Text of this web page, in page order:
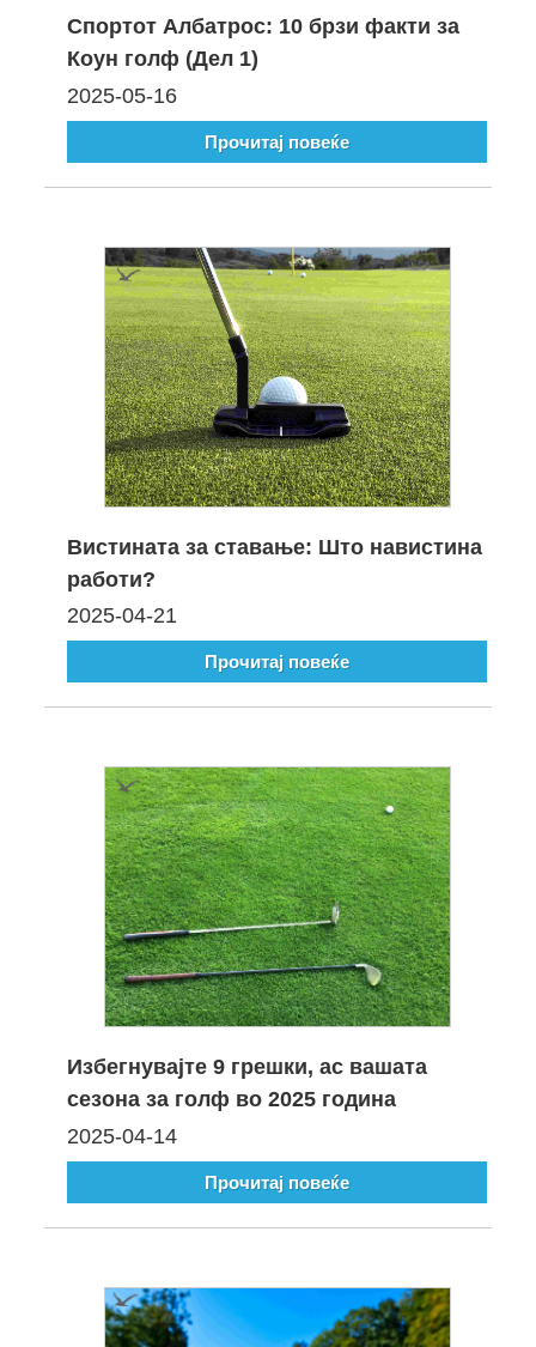
Спортот Албатрос: 10 брзи факти за
Коун голф (Дел 1)
2025-05-16
Прочитај повеќе
Вистината за ставање: Што навистина
работи?
2025-04-21
Прочитај повеќе
Избегнувајте 9 грешки, ас вашата
сезона за голф во 2025 година
2025-04-14
Прочитај повеќе